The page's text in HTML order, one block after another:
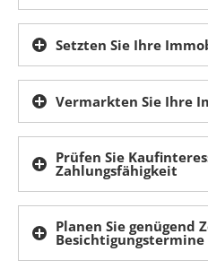
Setzten Sie Ihre
Vermarkten Sie Ihre
Prüfen Sie
Zahlungsfähigkeit
Planen Sie genügend
Besichtigungstermine